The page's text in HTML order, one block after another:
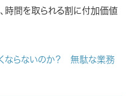
時間を取られる割に付加価値
ならないのか？ 無駄な業務